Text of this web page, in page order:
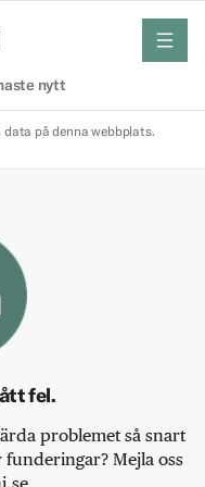
nytt
meny
data på denna webbplats.
fel.
problemet så snart
Mejla oss